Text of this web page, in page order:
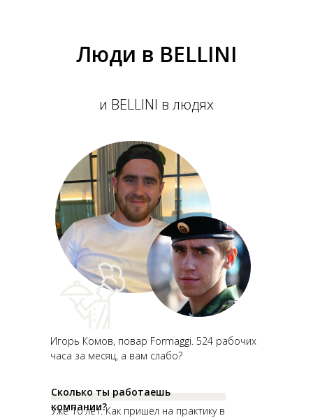
Люди в BELLINI
и BELLINI в людях
Игорь Комов, повар Formaggi. 524 рабочих
часа за месяц, а вам слабо?
Сколько ты работаешь
компании?
Уже 10 лет. Как пришел на практику в